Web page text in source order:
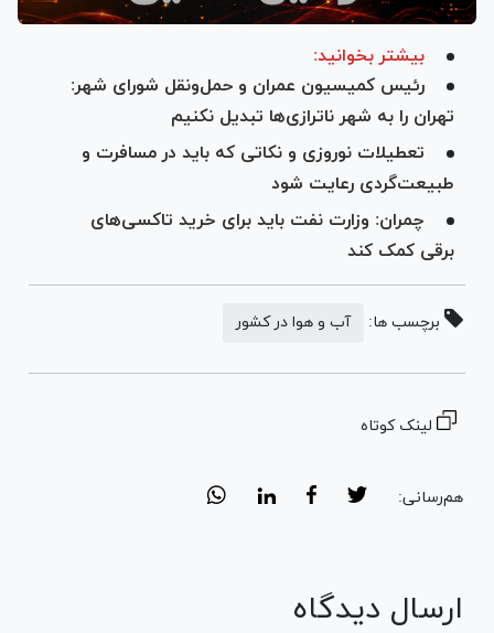
بیشتر بخوانید:
رئیس کمیسیون عمران و حمل‌و‌نقل شورای شهر:
تهران را به شهر ناترازی‌ها تبدیل نکنیم
تعطیلات نوروزی و نکاتی که باید در مسافرت و
طبیعت‌گردی رعایت شود
چمران: وزارت نفت باید برای خرید تاکسی‌های
برقی‌ کمک کند
برچسب ها: آب و هوا در کشور
لینک کوتاه
هم‌رسانی:
ارسال دیدگاه